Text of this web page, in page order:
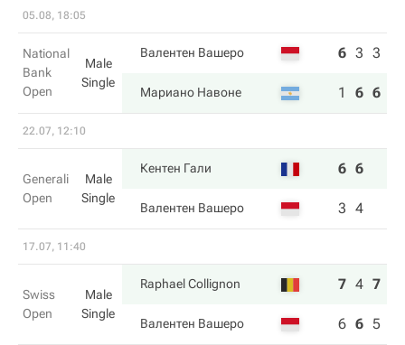
05.08, 18:05
National
Bank
Open
Male
Single
Валентен Вашеро 6 3 3
Мариано Навоне 1 6 6
22.07, 12:10
Generali
Open
Male
Single
Кентен Гали 6 6
Валентен Вашеро 3 4
17.07, 11:40
Swiss
Open
Male
Single
Raphael Collignon 7 4 7
Валентен Вашеро 6 6 5